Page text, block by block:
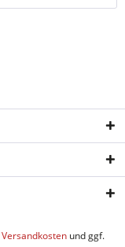
Versandkosten und ggf.